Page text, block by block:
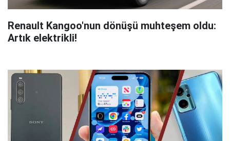
Renault Kangoo'nun dönüşü muhteşem oldu:
Artık elektrikli!